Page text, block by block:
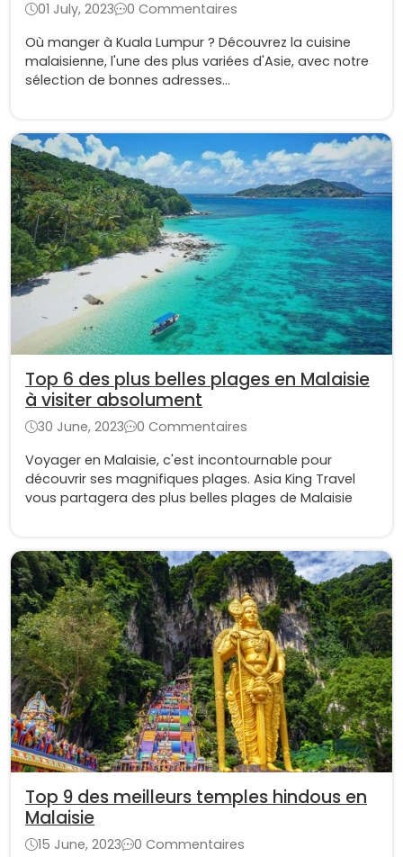
01 July, 2023
0 Commentaires
Où manger à Kuala Lumpur ? Découvrez la cuisine
malaisienne, l'une des plus variées d'Asie, avec notre
sélection de bonnes adresses...
Top 6 des plus belles plages en Malaisie
à visiter absolument
30 June, 2023
0 Commentaires
Voyager en Malaisie, c'est incontournable pour
découvrir ses magnifiques plages. Asia King Travel
vous partagera des plus belles plages de Malaisie
Top 9 des meilleurs temples hindous en
Malaisie
15 June, 2023
0 Commentaires